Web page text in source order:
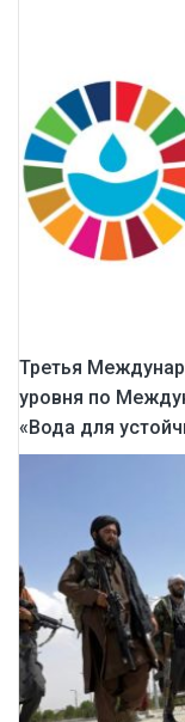
Третья
уровня по
«Вода для